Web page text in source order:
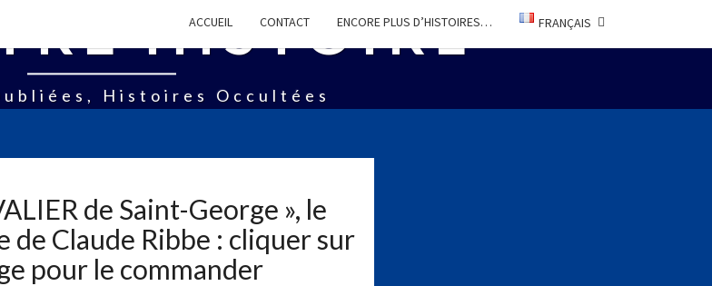
ACCUEIL CONTACT ENCORE PLUS D’HISTOIRES… FRANÇAIS
HISTOIRE
Histoires Occultées
de Saint-George », le
de Claude Ribbe : cliquer sur
pour le commander